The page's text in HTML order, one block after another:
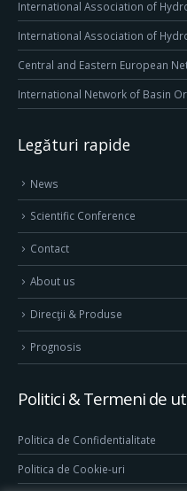
International Association of
International Association of
Central and Eastern European
International Network of Basin
Legături rapide
News
Scientific Conference
Contact
About us
Direcţii & Produse
Prognosis
Politici & Termeni de
Politica de Confidentialitate
Politica de Cookie-uri